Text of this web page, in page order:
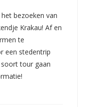
bezoeken van
Krakau! Af en
te
een stedentrip
tour gaan